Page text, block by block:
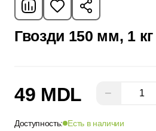
Гвозди 150 мм, 1 кг
49 MDL −
Доступность: Есть в наличии